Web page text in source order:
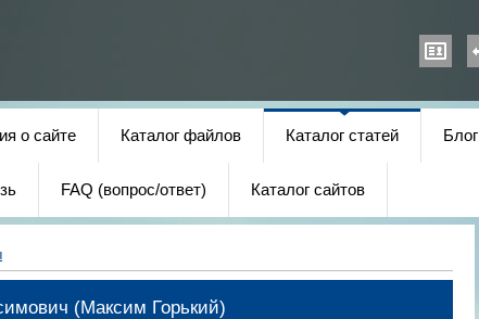
о сайте Каталог файлов Каталог статей Блог
FAQ (вопрос/ответ) Каталог сайтов
(Максим Горький)